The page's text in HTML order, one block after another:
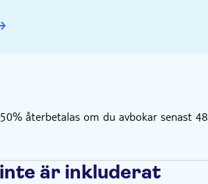
återbetalas om du avbokar senast 48
är inkluderat